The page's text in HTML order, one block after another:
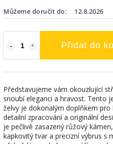
Můžeme doručit do:
12.8.2026
Přidat do
Představujeme vám okouzlující
snoubí eleganci a hravost. Tento
želvy je dokonalým doplňkem
detailní zpracování a originální
je pečlivě zasazený růžový
kapkovitý tvar a precizní výbrus s